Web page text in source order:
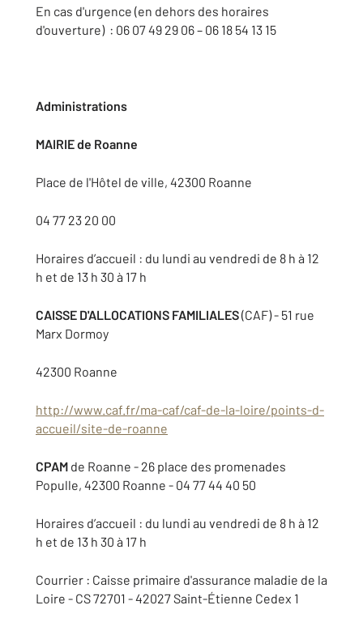
En cas d'urgence (en dehors des horaires
d'ouverture) : 06 07 49 29 06 – 06 18 54 13 15
Administrations
MAIRIE de Roanne
Place de l'Hôtel de ville, 42300 Roanne
04 77 23 20 00
Horaires d’accueil : du lundi au vendredi de 8 h à 12
h et de 13 h 30 à 17 h
CAISSE D'ALLOCATIONS FAMILIALES(CAF) - 51 rue
Marx Dormoy
42300 Roanne
http://www.caf.fr/ma-caf/caf-de-la-loire/points-d-
accueil/site-de-roanne
CPAM de Roanne - 26 place des promenades
Populle, 42300 Roanne - 04 77 44 40 50
Horaires d’accueil : du lundi au vendredi de 8 h à 12
h et de 13 h 30 à 17 h
Courrier : Caisse primaire d'assurance maladie de la
Loire - CS 72701 - 42027 Saint-Étienne Cedex 1